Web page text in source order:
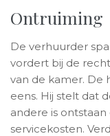
Ontruiming
De verhuurder
vordert bij de
van de kamer. De
eens. Hij stelt dat
andere is
servicekosten.